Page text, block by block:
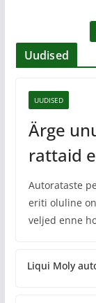
Uudised
UUDISED
Ärge
rattaid
Autorataste
eriti oluline
veljed enne
Liqui Moly